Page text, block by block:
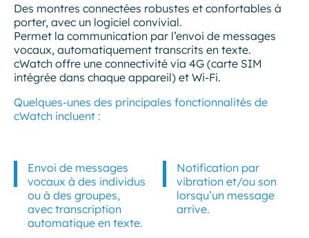
Des montres connectées robustes et confortables à
porter, avec un logiciel convivial.
Permet la communication par l’envoi de messages
vocaux, automatiquement transcrits en texte.
cWatch offre une connectivité via 4G (carte SIM
intégrée dans chaque appareil) et Wi-Fi.
Quelques-unes des principales fonctionnalités de
cWatch incluent :
Envoi de messages
vocaux à des individus
ou à des groupes,
avec transcription
automatique en texte.
Notification par
vibration et/ou son
lorsqu’un message
arrive.